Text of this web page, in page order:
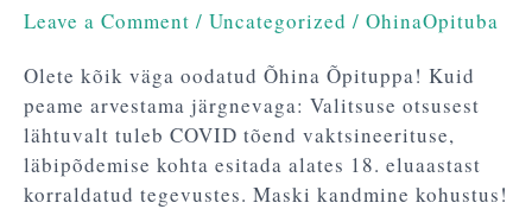
Leave a Comment / Uncategorized / OhinaOpituba
Olete kõik väga oodatud Õhina Õpituppa! Kuid
peame arvestama järgnevaga: Valitsuse otsusest
lähtuvalt tuleb COVID tõend vaktsineerituse,
läbipõdemise kohta esitada alates 18. eluaastast
korraldatud tegevustes. Maski kandmine kohustus!